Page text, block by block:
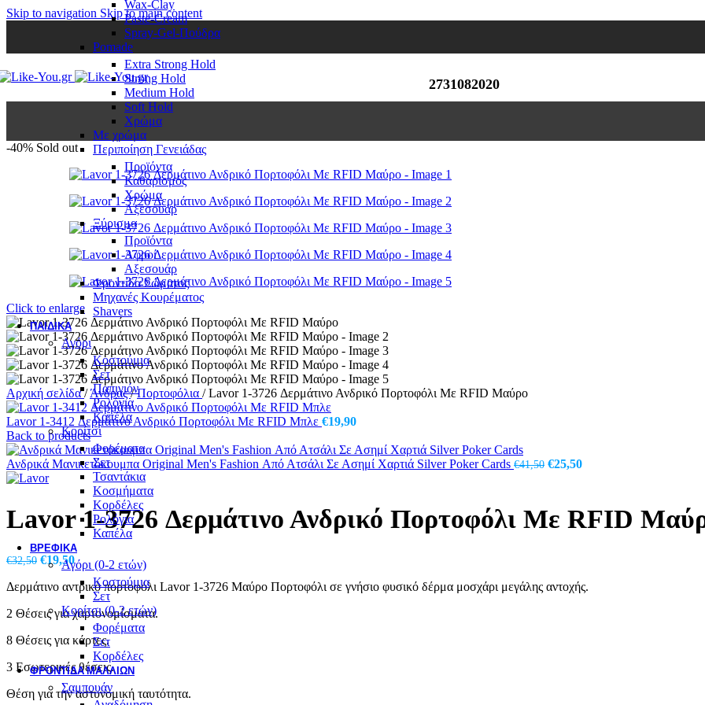
Skip to navigation Skip to main content
2731082020
Wax-Clay
Paste-Cream
Spray-Gel-Πούδρα
Pomade
Extra Strong Hold
Strong Hold
Medium Hold
Soft Hold
Χρώμα
Με χρώμα
Περιποίηση Γενειάδας
Προϊόντα
Καθαρισμός
Χρώμα
Αξεσουάρ
Ξύρισμα
Προϊόντα
Αφροί
Αξεσουάρ
Φροντίδα Σώματος
Μηχανές Κουρέματος
Shavers
ΠΑΙΔΙΚΆ
Αγόρι
Κοστούμια
Σετ
Παπιγιόν
Ρολόγια
Καπέλα
Κορίτσι
Φορέματα
Σετ
Τσαντάκια
Κοσμήματα
Κορδέλες
Ρολόγια
Καπέλα
ΒΡΕΦΙΚΆ
Αγόρι (0-2 ετών)
Κοστούμια
Σετ
Κορίτσι (0-2 ετών)
Φορέματα
Σετ
Κορδέλες
ΦΡΟΝΤΙΔΑ ΜΑΛΛΙΩΝ
Σαμπουάν
-40% Sold out
Click to enlarge
Αρχική σελίδα/ Άνδρας/ Πορτοφόλια / Lavor 1-3726 Δερμάτινο Ανδρικό Πορτοφόλι Με RFID Μαύρο
Lavor 1-3412 Δερμάτινο Ανδρικό Πορτοφόλι Με RFID Μπλε €19,90
Back to products
Ανδρικά Μανικετόκουμπα Original Men's Fashion Από Ατσάλι Σε Ασημί Χαρτιά Silver Poker Cards €41,50 Original
€25,50Η
€25,50.
Lavor 1-3726 Δερμάτινο Ανδρικό Πορτοφόλι Με RFID
€32,50 Original
price
was:
€19,50Η
τρέχουσα
τιμή
είναι:
€19,50.
Δερμάτινο αντρικό πορτοφόλι Lavor 1-3726 Μαύρο Πορτοφόλι σε γνήσιο φυσικό δέρμα μοσχάρι μεγάλης αντοχής.
2 Θέσεις για χαρτονομίσματα.
8 Θέσεις για κάρτες.
3 Εσωτερικές θέσεις.
Θέση για την αστυνομική ταυτότητα.